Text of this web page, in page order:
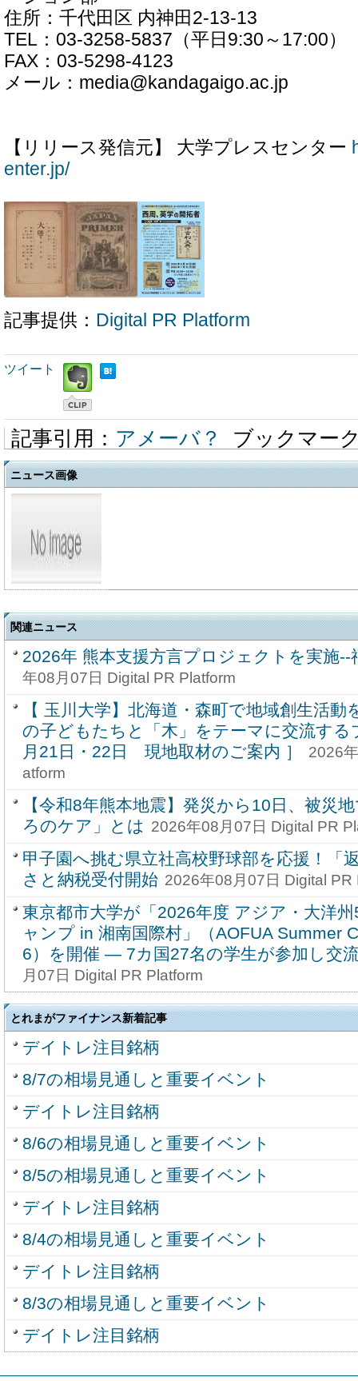
住所：千代田区 内神田2-13-13
TEL：03-3258-5837（平日9:30～17:00）
FAX：03-5298-4123
メール：media@kandagaigo.ac.jp
【リリース発信元】 大学プレスセンター
enter.jp/
記事提供： Digital PR Platform
ツイート
記事引用： アメーバ？ ブックマー
ニュース画像
関連ニュース
2026年 熊本支援方言プロジェクトを実施--
年08月07日 Digital PR Platform
【 玉川大学】北海道・森町で地域創生活動
の子どもたちと「木」をテーマに交流す
月21日・22日 現地取材のご案内 ］
2026
atform
【令和8年熊本地震】発災から10日、被災
ろのケア」とは 2026年08月07日 Digital PR
甲子園へ挑む県立社高校野球部を応援！「
さと納税受付開始 2026年08月07日 Digital PR
東京都市大学が「2026年度 アジア・大洋
ャンプ in 湘南国際村」（AOFUA Summer
6）を開催 ― 7カ国27名の学生が参加し交
月07日 Digital PR Platform
とれまがファイナンス新着記事
デイトレ注目銘柄
8/7の相場見通しと重要イベント
デイトレ注目銘柄
8/6の相場見通しと重要イベント
8/5の相場見通しと重要イベント
デイトレ注目銘柄
8/4の相場見通しと重要イベント
デイトレ注目銘柄
8/3の相場見通しと重要イベント
デイトレ注目銘柄